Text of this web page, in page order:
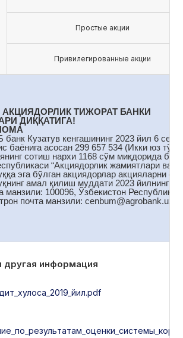
Простые акции
Привилегированные акции
АКЦИЯДОРЛИК ТИЖОРАТ БАНКИ
ДИҚҚАТИГА!
банк Кузатув кенгашининг 2023 йил 6
баёнига асосан 299 657 534 (Икки юз
сотиш нархи 1168 сўм миқдорида
“Акциядорлик жамиятлари ва
эга бўлган акциядорлар акцияларни
амал қилиш муддати 2023 йилнинг
манзили: 100096, Ўзбекистон
почта манзили: cenbum@аgrobank.uz
другая информация